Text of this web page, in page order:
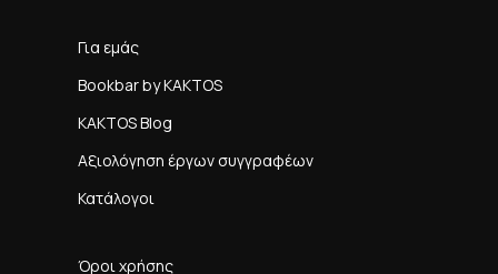
Για εμάς
Bookbar by KAKTOS
KAKTOS Blog
Αξιολόγηση έργων συγγραφέων
Κατάλογοι
Όροι χρήσης